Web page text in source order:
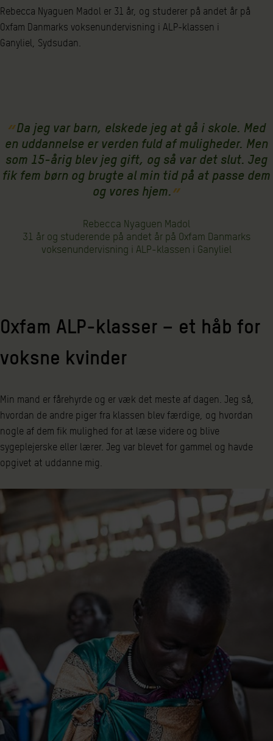
Rebecca Nyaguen Madol er 31 år, og studerer på andet år på
Oxfam Danmarks voksenundervisning i ALP-klassen i
Ganyliel, Sydsudan.
Da jeg var barn, elskede jeg at gå i skole. Med
en uddannelse er verden fuld af muligheder. Men
som 15-årig blev jeg gift, og så var det slut. Jeg
fik fem børn og brugte al min tid på at passe dem
og vores hjem.
Rebecca Nyaguen Madol
31 år og studerende på andet år på Oxfam Danmarks
voksenundervisning i ALP-klassen i Ganyliel
Oxfam ALP-klasser – et håb for
voksne kvinder
Min mand er fårehyrde og er væk det meste af dagen. Jeg så,
hvordan de andre piger fra klassen blev færdige, og hvordan
nogle af dem fik mulighed for at læse videre og blive
sygeplejerske eller lærer. Jeg var blevet for gammel og havde
opgivet at uddanne mig.